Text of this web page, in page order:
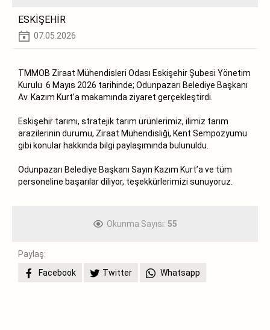
ESKİŞEHİR
07.05.2026
TMMOB Ziraat Mühendisleri Odası Eskişehir Şubesi Yönetim
Kurulu 6 Mayıs 2026 tarihinde; Odunpazarı Belediye Başkanı
Av. Kazım Kurt’a makamında ziyaret gerçekleştirdi.
Eskişehir tarımı, stratejik tarım ürünlerimiz, ilimiz tarım
arazilerinin durumu, Ziraat Mühendisliği, Kent Sempozyumu
gibi konular hakkında bilgi paylaşımında bulunuldu.
Odunpazarı Belediye Başkanı Sayın Kazım Kurt’a ve tüm
personeline başarılar diliyor, teşekkürlerimizi sunuyoruz.
Okunma Sayısı: 55
Paylaş:
Facebook
Twitter Whatsapp